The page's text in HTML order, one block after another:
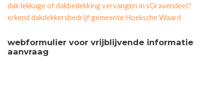
dak lekkage of dakbedekking vervangen in sGravendeel?
erkend dakdekkersbedrijf gemeente Hoeksche Waard
webformulier voor vrijblijvende informatie
aanvraag